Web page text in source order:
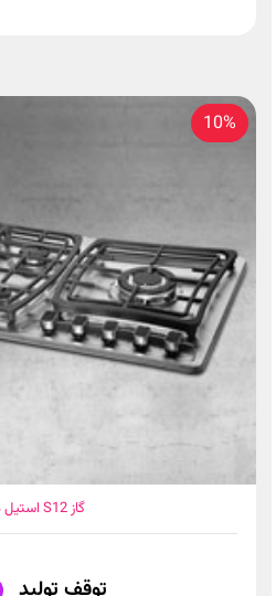
10%
گاز S12 استیل میلان